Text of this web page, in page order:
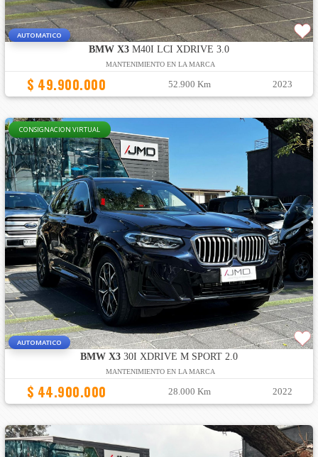
AUTOMATICO
BMW X3M40I LCI XDRIVE 3.0
MANTENIMIENTO EN LA MARCA
$ 49.900.000 52.900 Km 2023
CONSIGNACION VIRTUAL
AUTOMATICO
BMW X330I XDRIVE M SPORT 2.0
MANTENIMIENTO EN LA MARCA
$ 44.900.000 28.000 Km 2022